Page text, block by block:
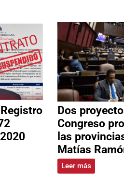
Dos
Congreso
las
Matías
Leer más